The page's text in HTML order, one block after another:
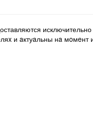
и aктуaльны нa